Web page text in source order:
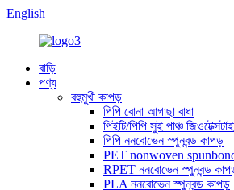
English
বাড়ি
পণ্য
বহুমুখী কাপড়
পিপি বোনা আগাছা বাধা
পিইটি/পিপি সুই পাঞ্চ
পিপি ননবোভেন স্পুনবন্ড কাপড়
PET nonwoven
RPET ননবোভেন স্পুনবন্ড
PLA ননবোভেন স্পুনবন্ড কাপড়